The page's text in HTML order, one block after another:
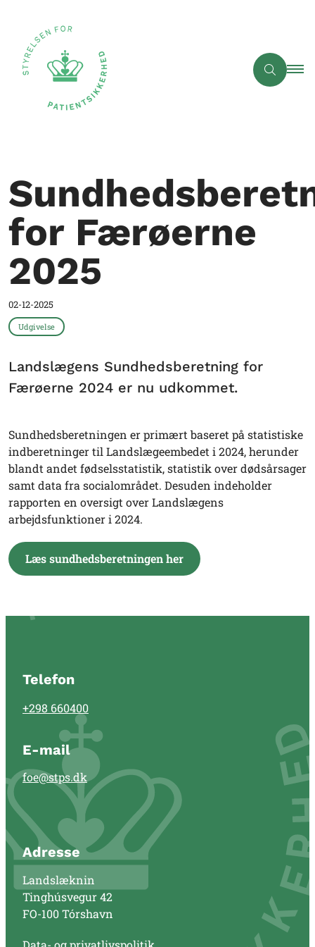
for Færøerne
2025
02-12-2025
Udgivelse
Landslægens Sundhedsberetning for
Færøerne 2024 er nu udkommet.
Sundhedsberetningen er primært baseret på statistiske
indberetninger til Landslægeembedet i 2024, herunder
blandt andet fødselsstatistik, statistik over dødsårsager
samt data fra socialområdet. Desuden indeholder
rapporten en oversigt over Landslægens
arbejdsfunktioner i 2024.
Læs sundhedsberetningen her
Telefon
+298 660400
E-mail
foe@stps.dk
Adresse
Landslæknin
Tinghúsvegur 42
FO-100 Tórshavn